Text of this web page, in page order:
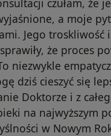
a moje
Jego troskliwość
że proces
niezwykle
dziś cieszyć się
Doktorze i z
na najwyższym
w Nowym